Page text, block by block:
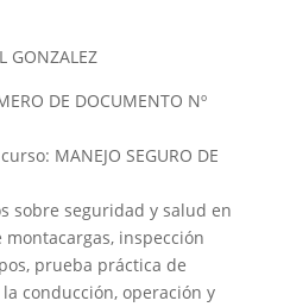
GONZALEZ
DE DOCUMENTO Nº
MANEJO SEGURO DE
sobre seguridad y salud en
inspección
prueba práctica de
conducción, operación y